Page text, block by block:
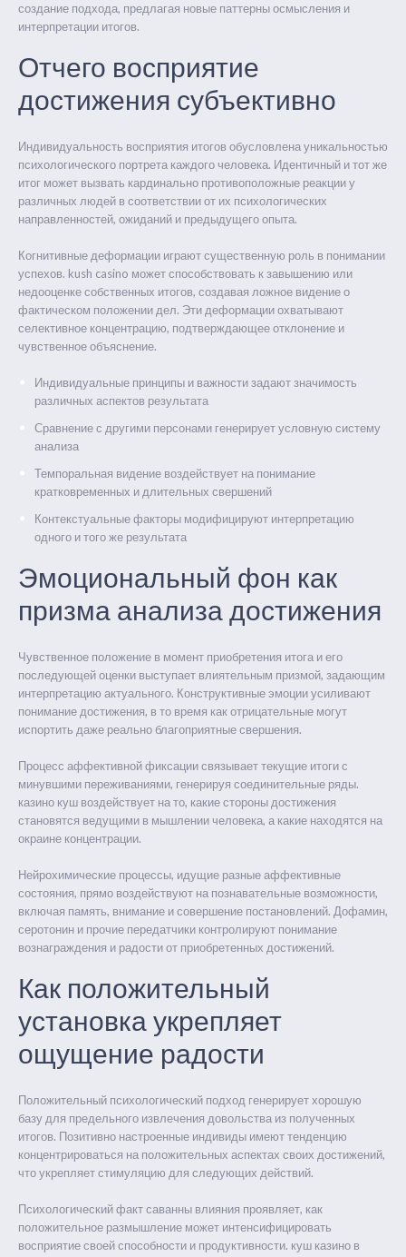
создание подхода, предлагая новые паттерны осмысления и
интерпретации итогов.
Отчего восприятие
достижения субъективно
Индивидуальность восприятия итогов обусловлена уникальностью
психологического портрета каждого человека. Идентичный и тот же
итог может вызвать кардинально противоположные реакции у
различных людей в соответствии от их психологических
направленностей, ожиданий и предыдущего опыта.
Когнитивные деформации играют существенную роль в понимании
успехов. kush casino может способствовать к завышению или
недооценке собственных итогов, создавая ложное видение о
фактическом положении дел. Эти деформации охватывают
селективное концентрацию, подтверждающее отклонение и
чувственное объяснение.
Индивидуальные принципы и важности задают значимость
различных аспектов результата
Сравнение с другими персонами генерирует условную систему
анализа
Темпоральная видение воздействует на понимание
кратковременных и длительных свершений
Контекстуальные факторы модифицируют интерпретацию
одного и того же результата
Эмоциональный фон как
призма анализа достижения
Чувственное положение в момент приобретения итога и его
последующей оценки выступает влиятельным призмой, задающим
интерпретацию актуального. Конструктивные эмоции усиливают
понимание достижения, в то время как отрицательные могут
испортить даже реально благоприятные свершения.
Процесс аффективной фиксации связывает текущие итоги с
минувшими переживаниями, генерируя соединительные ряды.
казино куш воздействует на то, какие стороны достижения
становятся ведущими в мышлении человека, а какие находятся на
окраине концентрации.
Нейрохимические процессы, идущие разные аффективные
состояния, прямо воздействуют на познавательные возможности,
включая память, внимание и совершение постановлений. Дофамин,
серотонин и прочие передатчики контролируют понимание
вознаграждения и радости от приобретенных достижений.
Как положительный
установка укрепляет
ощущение радости
Положительный психологический подход генерирует хорошую
базу для предельного извлечения довольства из полученных
итогов. Позитивно настроенные индивиды имеют тенденцию
концентрироваться на положительных аспектах своих достижений,
что укрепляет стимуляцию для следующих действий.
Психологический факт саванны влияния проявляет, как
положительное размышление может интенсифицировать
восприятие своей способности и продуктивности. куш казино в